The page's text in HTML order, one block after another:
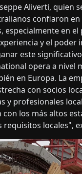
Aliverti, quien
confiaron
especialmente en
y el poder
este
opera a nivel
en Europa. La
con socios
y profesionales
los más altos
locales",